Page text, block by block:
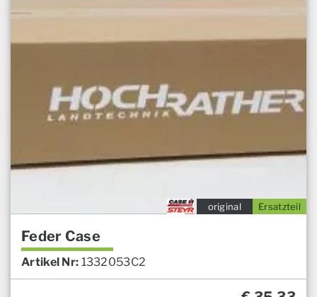
Ersatzteil
original
Feder Case
Artikel Nr: 1332053C2